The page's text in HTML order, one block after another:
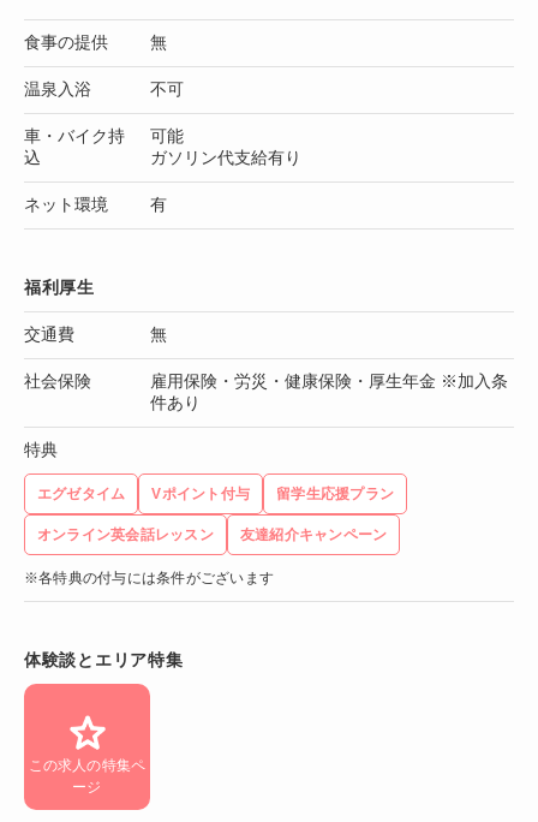
食事の提供 無
温泉入浴 不可
車・バイク持
込
可能
ガソリン代支給有り
ネット環境 有
福利厚生
交通費 無
社会保険
雇用保険・労災・健康保険・厚生年金 ※加入条
件あり
特典
エグゼタイム Vポイント付与 留学生応援プラン
オンライン英会話レッスン 友達紹介キャンペーン
※各特典の付与には条件がございます
体験談とエリア特集
この求人の特集ペ
ージ